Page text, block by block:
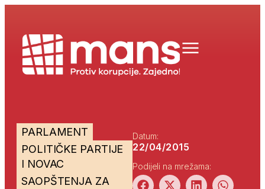
PARLAMENT
POLITIČKE PARTIJE
I NOVAC
SAOPŠTENJA ZA
Datum:
22/04/2015
Podijeli na mrežama: